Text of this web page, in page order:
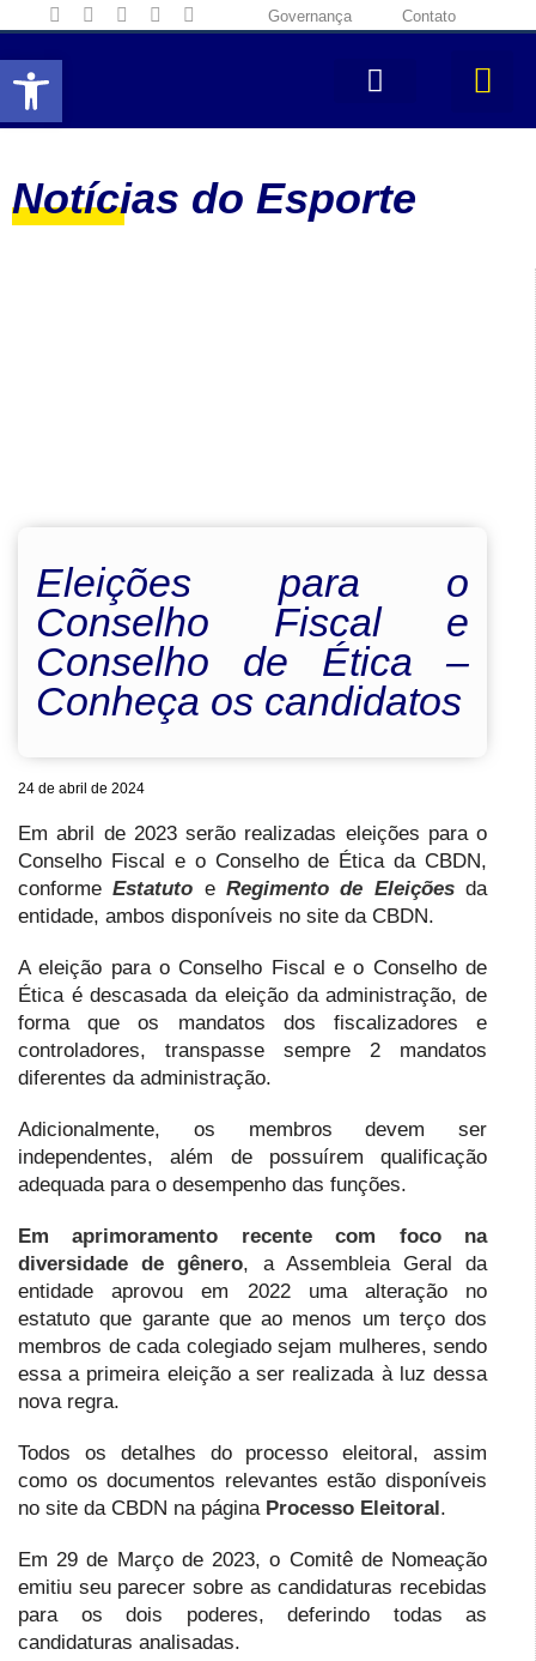
Abrir a barra de ferramentas
Governança Contato
Notícias do Esporte
Eleições para o
Conselho Fiscal e
Conselho de Ética –
Conheça os candidatos
24 de abril de 2024
Em abril de 2023 serão realizadas eleições para o
Conselho Fiscal e o Conselho de Ética da CBDN,
conformeEstatuto eRegimento de Eleiçõesda
entidade, ambos disponíveis no site da CBDN.
A eleição para o Conselho Fiscal e o Conselho de
Ética é descasada da eleição da administração, de
forma que os mandatos dos fiscalizadores e
controladores, transpasse sempre 2 mandatos
diferentes da administração.
Adicionalmente, os membros devem ser
independentes, além de possuírem qualificação
adequada para o desempenho das funções.
Em aprimoramento recente com foco na
diversidade de gênero, a Assembleia Geral da
entidade aprovou em 2022 uma alteração no
estatuto que garante que ao menos um terço dos
membros de cada colegiado sejam mulheres, sendo
essa a primeira eleição a ser realizada à luz dessa
nova regra.
Todos os detalhes do processo eleitoral, assim
como os documentos relevantes estão disponíveis
no site da CBDN na página Processo Eleitoral.
Em 29 de Março de 2023, o Comitê de Nomeação
emitiu seu parecer sobre as candidaturas recebidas
para os dois poderes, deferindo todas as
candidaturas analisadas.